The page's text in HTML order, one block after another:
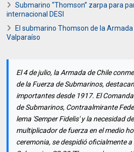
Submarino “Thomson” zarpa para
internacional DESI
El submarino Thomson de la
Valparaíso
El 4 de julio, la Armada de Chile
de la Fuerza de Submarinos,
importantes desde 1917. El
de Submarinos, Contraalmirante
lema 'Semper Fidelis' y la necesidad
multiplicador de fuerza en el medio
ceremonia, se despidió oficialmente